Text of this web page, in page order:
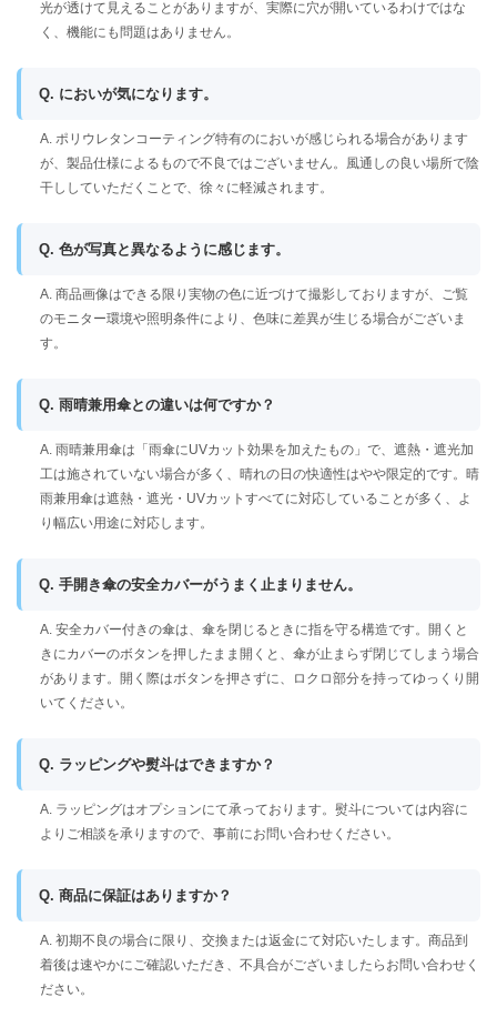
光が透けて見えることがありますが、実際に穴が開いているわけではな
く、機能にも問題はありません。
Q. においが気になります。
A. ポリウレタンコーティング特有のにおいが感じられる場合があります
が、製品仕様によるもので不良ではございません。風通しの良い場所で陰
干ししていただくことで、徐々に軽減されます。
Q. 色が写真と異なるように感じます。
A. 商品画像はできる限り実物の色に近づけて撮影しておりますが、ご覧
のモニター環境や照明条件により、色味に差異が生じる場合がございま
す。
Q. 雨晴兼用傘との違いは何ですか？
A. 雨晴兼用傘は「雨傘にUVカット効果を加えたもの」で、遮熱・遮光加
工は施されていない場合が多く、晴れの日の快適性はやや限定的です。晴
雨兼用傘は遮熱・遮光・UVカットすべてに対応していることが多く、よ
り幅広い用途に対応します。
Q. 手開き傘の安全カバーがうまく止まりません。
A. 安全カバー付きの傘は、傘を閉じるときに指を守る構造です。開くと
きにカバーのボタンを押したまま開くと、傘が止まらず閉じてしまう場合
があります。開く際はボタンを押さずに、ロクロ部分を持ってゆっくり開
いてください。
Q. ラッピングや熨斗はできますか？
A. ラッピングはオプションにて承っております。熨斗については内容に
よりご相談を承りますので、事前にお問い合わせください。
Q. 商品に保証はありますか？
A. 初期不良の場合に限り、交換または返金にて対応いたします。商品到
着後は速やかにご確認いただき、不具合がございましたらお問い合わせく
ださい。